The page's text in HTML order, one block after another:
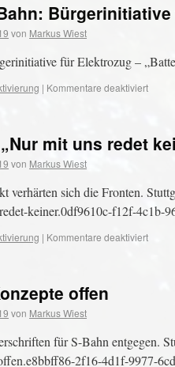
von Markus Wiest
für Elektrozug –
| Kommentare deaktiviert
mit uns redet
von Markus Wiest
verhärten sich die Fronten.
keiner.0df9610c-f12f-4c1b-
| Kommentare deaktiviert
offen
von Markus Wiest
für S-Bahn entgegen.
2f16-4d1f-9977-